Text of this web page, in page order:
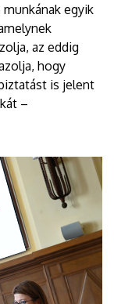
egyik
az eddig
hogy
is jelent
–